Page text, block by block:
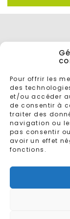
Pour offrir les
des
et/ou accéder
de consentir à
traiter des
navigation ou
pas consentir
avoir un effet
fonctions.
ENTREZ VOTRE
© 2026 - Tous